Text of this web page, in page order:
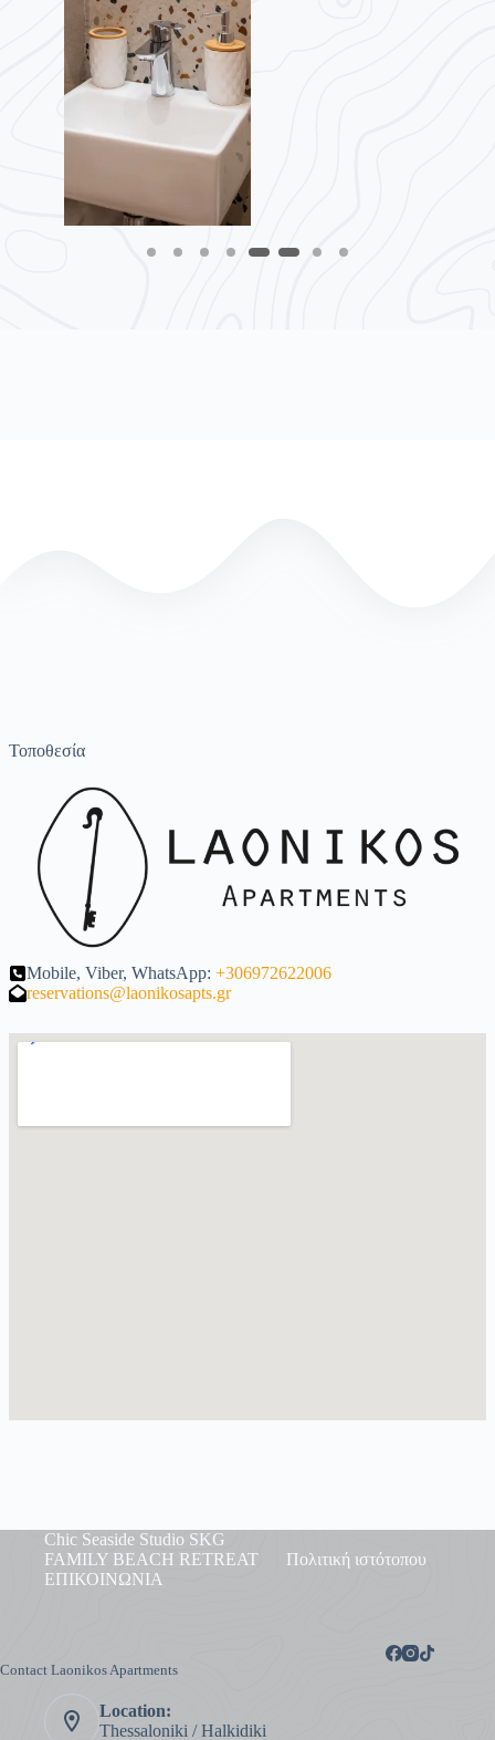
Τοποθεσία
Mobile, Viber, WhatsApp: +306972622006
reservations@laonikosapts.gr
Chic Seaside Studio SKG
FAMILY BEACH RETREAT
Πολιτική ιστότοπου
ΕΠΙΚΟΙΝΩΝΙΑ
Contact Laonikos Apartments
Location:
Thessaloniki / Halkidiki